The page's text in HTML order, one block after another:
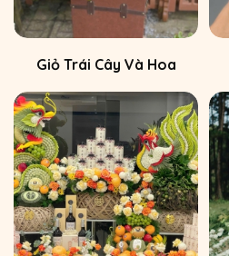
Giỏ Trái Cây Và Hoa